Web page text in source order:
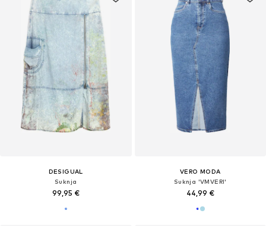
DESIGUAL
Suknja
99,95 €
VERO MODA
Suknja 'VMVERI'
44,99 €